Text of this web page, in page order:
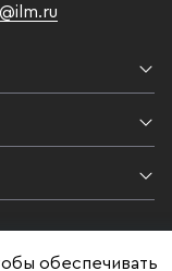
обеспечивать